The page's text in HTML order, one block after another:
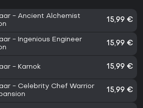
- Ancient Alchemist
15,99 €
- Ingenious Engineer
15,99 €
- Karnok 15,99 €
- Celebrity Chef Warrior
15,99 €